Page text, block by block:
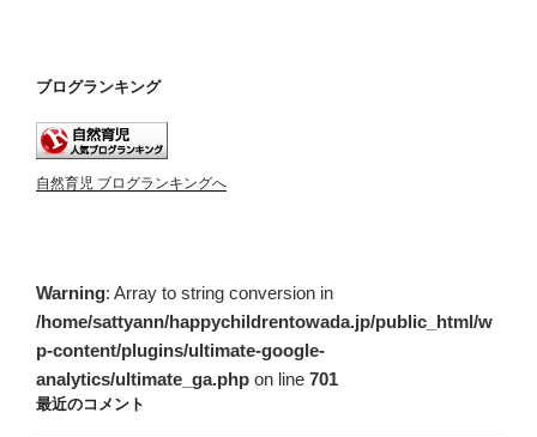
ブログランキング
自然育児 ブログランキングへ
Warning: Array to string conversion in
/home/sattyann/happychildrentowada.jp/public_html/w
p-content/plugins/ultimate-google-
analytics/ultimate_ga.php on line 701
最近のコメント